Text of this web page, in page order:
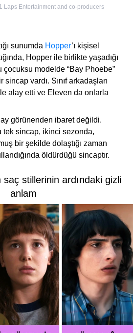
Laps Entertainment and co-producers
sunumda Hopper’ı kişisel
Hopper ile birlikte yaşadığı
modelde “Bay Phoebe”
sincap vardı. Sınıf arkadaşları
alay etti ve Eleven da onlarla
görünenden ibaret değildi.
tek sincap, ikinci sezonda,
bir şekilde dolaştığı zaman
öldürdüğü sincaptır.
saç stillerinin ardındaki gizli
anlam